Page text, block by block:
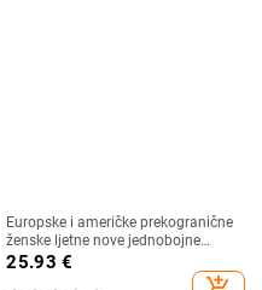
Europske i američke prekogranične
ženske ljetne nove jednobojne
ženske ležerne tregere s džepovima
25.93 €